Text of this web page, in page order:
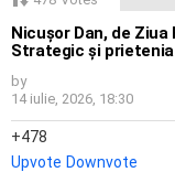
Nicușor Dan, de
Strategic și
by
14 iulie, 2026, 18:30
478
Upvote Downvote